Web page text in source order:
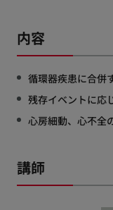
内容
循環器疾患に合併
残存イベントに応
心房細動、心不全
講師